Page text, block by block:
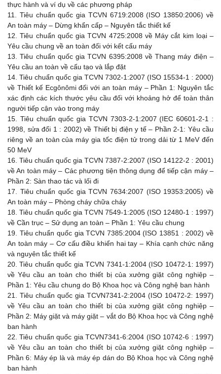
thực hành và ví dụ về các phương pháp
11.
Tiêu chuẩn quốc gia TCVN 6719:2008 (ISO 13850:2006) về
An toàn máy – Dừng khẩn cấp – Nguyên tắc thiết kế
12.
Tiêu chuẩn quốc gia TCVN 4725:2008 về Máy cắt kim loại –
Yêu cầu chung về an toàn đối với kết cấu máy
13.
Tiêu chuẩn quốc gia TCVN 6395:2008 về Thang máy điện –
Yêu cầu an toàn về cấu tạo và lắp đặt
14. Tiêu chuẩn quốc gia TCVN 7302-1:2007 (ISO 15534-1 : 2000)
về Thiết kế Ecgônômi đối với an toàn máy – Phần 1: Nguyên tắc
xác định các kích thước yêu cầu đối với khoảng hở để toàn thân
người tiếp cận vào trong máy
15.
Tiêu chuẩn quốc gia TCVN 7303-2-1:2007 (IEC 60601-2-1 :
1998, sửa đổi 1 : 2002) về Thiết bị điện y tế – Phần 2-1: Yêu cầu
riêng về an toàn của máy gia tốc điện tử trong dải từ 1 MeV đến
50 MeV
16. Tiêu chuẩn quốc gia TCVN 7387-2:2007 (ISO 14122-2 : 2001)
về An toàn máy – Các phương tiện thông dụng để tiếp cận máy –
Phần 2: Sàn thao tác và lối đi
17.
Tiêu chuẩn quốc gia TCVN 7634:2007 (ISO 19353:2005) về
An toàn máy – Phòng cháy chữa cháy
18. Tiêu chuẩn quốc gia TCVN 7549-1:2005 (ISO 12480-1 : 1997)
về Cần trục – Sử dụng an toàn – Phần 1: Yêu cầu chung
19. Tiêu chuẩn quốc gia TCVN 7385:2004 (ISO 13851 : 2002) về
An toàn máy – Cơ cấu điều khiển hai tay – Khía cạnh chức năng
và nguyên tắc thiết kế
20. Tiêu chuẩn quốc gia TCVN 7341-1:2004 (ISO 10472-1: 1997)
về Yêu cầu an toàn cho thiết bị của xưởng giặt công nghiệp –
Phần 1: Yêu cầu chung do Bộ Khoa học và Công nghệ ban hành
21.
Tiêu chuẩn quốc gia TCVN7341-2:2004 (ISO 10472-2: 1997)
về Yêu cầu an toàn cho thiết bị của xưởng giặt công nghiệp –
Phần 2: Máy giặt và máy giặt – vắt do Bộ Khoa học và Công nghệ
ban hành
22. Tiêu chuẩn quốc gia TCVN7341-6:2004 (ISO 10742-6 : 1997)
về Yêu cầu an toàn cho thiết bị của xưởng giặt công nghiệp –
Phần 6: Máy ép là và máy ép dán do Bộ Khoa học và Công nghệ
ban hành